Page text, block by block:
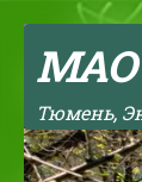
Тюмень,